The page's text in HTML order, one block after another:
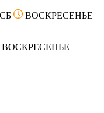
ВОСКРЕСЕНЬЕ
ВОСКРЕСЕНЬЕ –